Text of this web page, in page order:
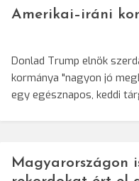
Amerikai–iráni
Donlad Trump elnök
kormánya "nagyon jó
egy egésznapos, keddi
Magyarországon